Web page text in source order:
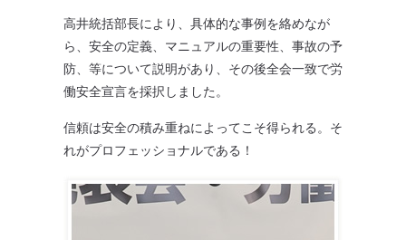
高井統括部長により、具体的な事例を絡めなが
ら、安全の定義、マニュアルの重要性、事故の予
防、等について説明があり、その後全会一致で労
働安全宣言を採択しました。
信頼は安全の積み重ねによってこそ得られる。そ
れがプロフェッショナルである！